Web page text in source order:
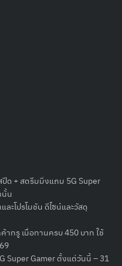
ปีด + สตรีมมิ่งแถม 5G Super
นั้น
ะโปรโมชัน ดีไซน์และวัสดุ
าทรู เมื่อทานครบ 450 บาท ใช้
Super Gamer ตั้งแต่วันนี้ – 31